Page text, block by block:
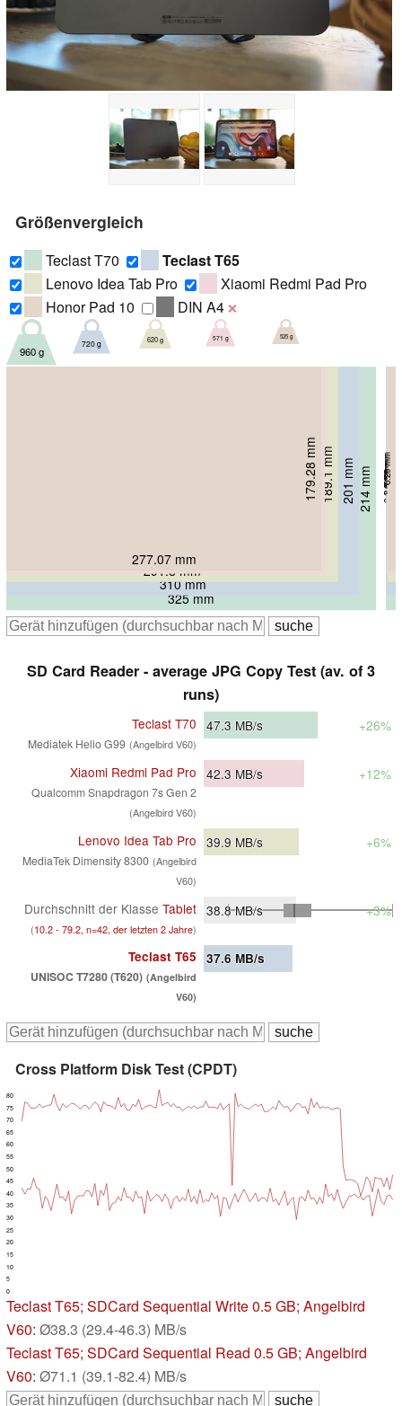
Größenvergleich
Teclast T70
Teclast T65
Lenovo Idea Tab Pro
Xiaomi Redmi Pad Pro
Honor Pad 10
DIN A4 ❌
325 mm
214 mm 8.6 mm
960 g
310 mm
201 mm 8.5 mm
720 g
291.8 mm
189.1 mm 6.9 mm
620 g
280 mm
181.85 mm 7.52 mm
571 g
277.07 mm
179.28 mm 6.29 mm
525 g
SD Card Reader - average JPG Copy Test (av. of 3
runs)
Teclast T70
Mediatek Helio G99 (Angelbird V60)
47.3 MB/s +26%
Xiaomi Redmi Pad Pro
Qualcomm Snapdragon 7s Gen 2
(Angelbird V60)
42.3 MB/s +12%
Lenovo Idea Tab Pro
MediaTek Dimensity 8300 (Angelbird
V60)
39.9 MB/s +6%
Durchschnitt der Klasse Tablet
(10.2 - 79.2, n=42, der letzten 2 Jahre)
38.8MB/s +3%
Teclast T65
UNISOC T7280 (T620) (Angelbird
V60)
37.6 MB/s
Cross Platform Disk Test (CPDT)
0
5
10
15
20
25
30
35
40
45
50
55
60
65
70
75
80
Teclast T65; SDCard Sequential Write 0.5 GB; Angelbird
V60: Ø38.3 (29.4-46.3) MB/s
Teclast T65; SDCard Sequential Read 0.5 GB; Angelbird
V60: Ø71.1 (39.1-82.4) MB/s